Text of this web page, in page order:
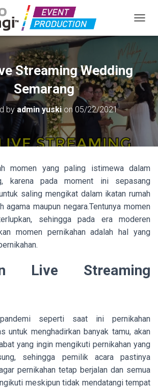
Streaming Wedding
Semarang
byadmin yuskion 05/22/2021
momen yang paling istimewa dalam
karena pada moment ini sepasang
saling mengikat dalam ikatan rumah
agama maupun negara.Tentunya momen
sehingga pada era moderen
momen pernikahan adalah hal yang
Live Streaming
seperti saat ini pernikahan
untuk menghadirkan banyak tamu, akan
yang ingin mengikuti pernikahan yang
sehingga pemilik acara pastinya
pernikahan tetap berjalan dan semua
meskipun tidak mendatangi tempat